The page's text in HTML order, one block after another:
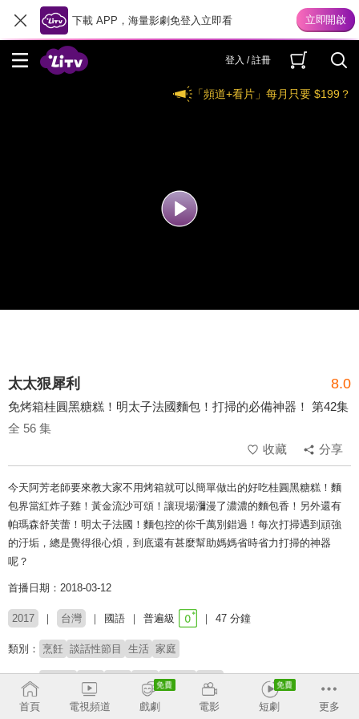
下載 APP，海量影劇免登入立即看
登入 / 註冊
「頻道+看片」每月只要 $199？
太太狠犀利 8.0
免烤箱桂圓黑糖糕！明太子法國麵包！打掃的必備神器！ 第42集
全 56 集
收藏
分享
今天阿芳老師要來教大家不用烤箱就可以簡單做出的好吃桂圓黑糖糕！麵
包界當紅炸子雞！黃金流沙可頌！讓現場瀰漫了濃濃的麵包香！另外還有
帕瑪森舒芙蕾！明太子法國！麵包控的你千萬別錯過！每次打掃遇到頑強
的汙垢，總是覺得很心煩，到底還有甚麼幫助媽媽省時省力打掃的神器
呢？
首播日期：2018-03-12
2017 台灣 國語 普遍級 47 分鐘
類別： 烹飪 談話性節目 生活 家庭
來賓： 貝果 軒軒 五寶媽 珮彬
主持： 焦志方 巴鈺
首頁 電視頻道 戲劇 電影 短劇 更多